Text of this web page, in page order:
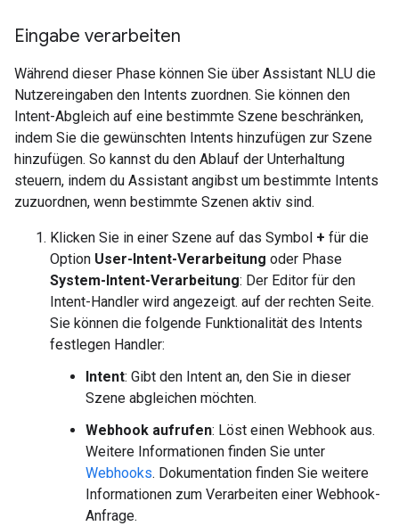
Eingabe verarbeiten
Während dieser Phase können Sie über Assistant NLU die
Nutzereingaben den Intents zuordnen. Sie können den
Intent-Abgleich auf eine bestimmte Szene beschränken,
indem Sie die gewünschten Intents hinzufügen zur Szene
hinzufügen. So kannst du den Ablauf der Unterhaltung
steuern, indem du Assistant angibst um bestimmte Intents
zuzuordnen, wenn bestimmte Szenen aktiv sind.
Klicken Sie in einer Szene auf das Symbol + für die
Option User-Intent-Verarbeitung oder Phase
System-Intent-Verarbeitung: Der Editor für den
Intent-Handler wird angezeigt. auf der rechten Seite.
Sie können die folgende Funktionalität des Intents
festlegen Handler:
Intent: Gibt den Intent an, den Sie in dieser
Szene abgleichen möchten.
Webhook aufrufen: Löst einen Webhook aus.
Weitere Informationen finden Sie unter
Webhooks. Dokumentation finden Sie weitere
Informationen zum Verarbeiten einer Webhook-
Anfrage.